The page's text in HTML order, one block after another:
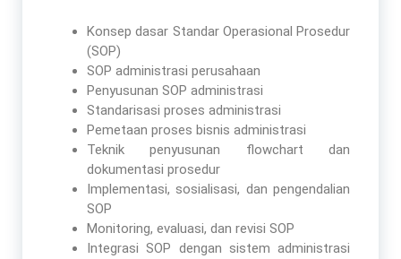
Konsep dasar Standar Operasional Prosedur
(SOP)
SOP administrasi perusahaan
Penyusunan SOP administrasi
Standarisasi proses administrasi
Pemetaan proses bisnis administrasi
Teknik penyusunan flowchart dan
dokumentasi prosedur
Implementasi, sosialisasi, dan pengendalian
SOP
Monitoring, evaluasi, dan revisi SOP
Integrasi SOP dengan sistem administrasi